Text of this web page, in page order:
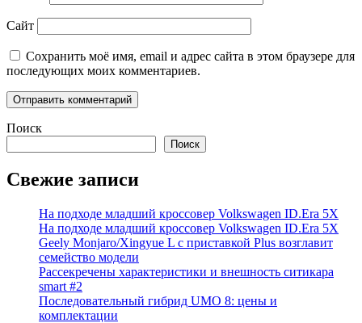
Сайт
Сохранить моё имя, email и адрес сайта в этом браузере для
последующих моих комментариев.
Поиск
Поиск
Свежие записи
На подходе младший кроссовер Volkswagen ID.Era 5X
На подходе младший кроссовер Volkswagen ID.Era 5X
Geely Monjaro/Xingyue L с приставкой Plus возглавит
семейство модели
Рассекречены характеристики и внешность ситикара
smart #2
Последовательный гибрид UMO 8: цены и
комплектации